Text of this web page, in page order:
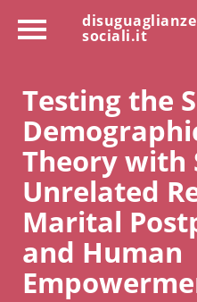
disuguaglianze
sociali.it
Testing the
Theory with
Unrelated
Marital
and Human